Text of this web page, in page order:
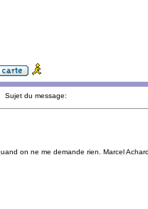
Sujet du message:
on ne me demande rien. Marcel